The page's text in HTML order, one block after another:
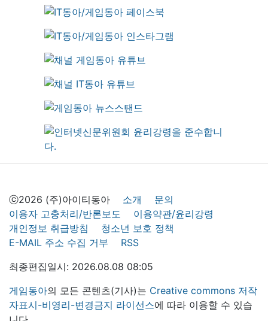
ⓒ2026 (주)아이티동아 소개
문의
이용자 고충처리/반론보도
이용약관/윤리강령
개인정보 취급방침
청소년 보호 정책
E-MAIL 주소 수집 거부
RSS
최종편집일시: 2026.08.08 08:05
게임동아의 모든 콘텐츠(기사)는 Creative commons 저작
자표시-비영리-변경금지 라이선스에 따라 이용할 수 있습